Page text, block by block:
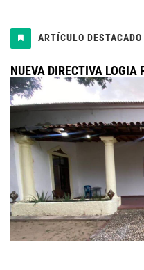
ARTÍCULO DESTACADO
NUEVA DIRECTIVA